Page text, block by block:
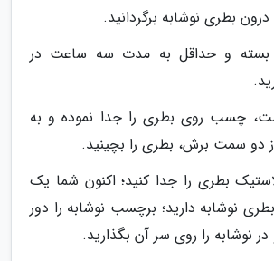
درون بطری نوشابه برگردانید.
بسته و حداقل به مدت سه ساعت در
چسب روی بطری را جدا نموده و به
دو سمت برش، بطری را بچینید.
بطری را جدا کنید؛ اکنون شما یک
نوشابه دارید؛ برچسب نوشابه را دور
نوشابه را روی سر آن بگذارید.